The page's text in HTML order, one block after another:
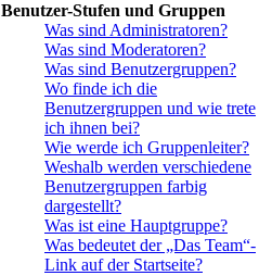
Benutzer-Stufen und Gruppen
Was sind Administratoren?
Was sind Moderatoren?
Was sind Benutzergruppen?
Wo finde ich die
Benutzergruppen und wie trete
ich ihnen bei?
Wie werde ich Gruppenleiter?
Weshalb werden verschiedene
Benutzergruppen farbig
dargestellt?
Was ist eine Hauptgruppe?
Was bedeutet der „Das Team“-
Link auf der Startseite?